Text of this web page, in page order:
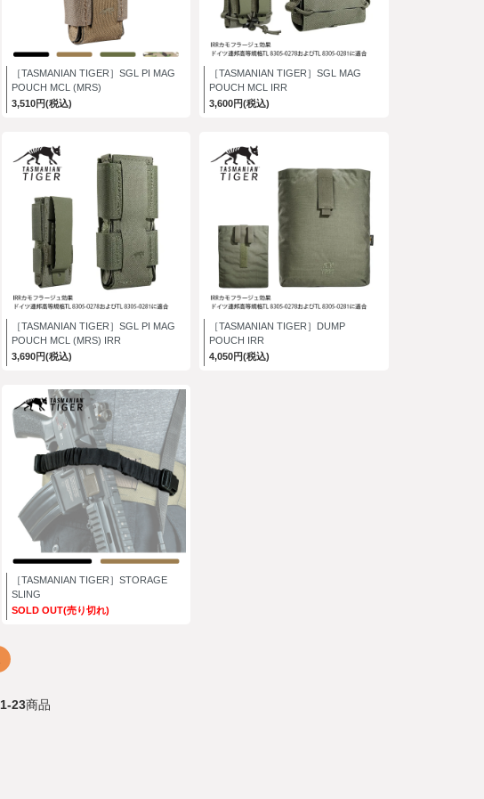
［TASMANIAN TIGER］SGL PI MAG
POUCH MCL (MRS)
3,510円(税込)
［TASMANIAN TIGER］SGL MAG
POUCH MCL IRR
3,600円(税込)
［TASMANIAN TIGER］SGL PI MAG
POUCH MCL (MRS) IRR
3,690円(税込)
［TASMANIAN TIGER］DUMP
POUCH IRR
4,050円(税込)
［TASMANIAN TIGER］STORAGE
SLING
SOLD OUT(売り切れ)
1-23商品